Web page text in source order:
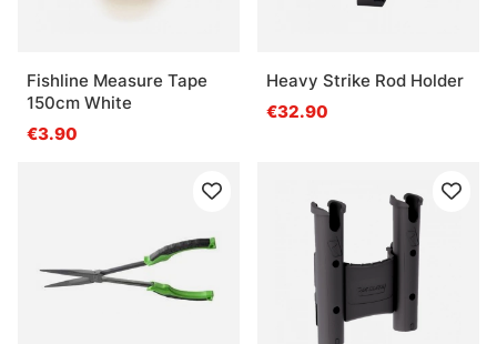
Fishline Measure Tape
150cm White
€3.90
Heavy Strike Rod Holder
€32.90